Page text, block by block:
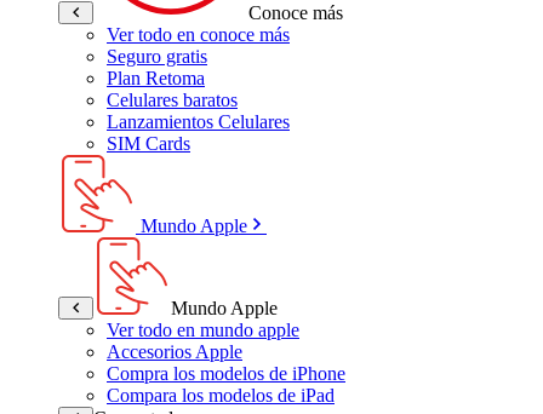
Conoce más
Ver todo en conoce más
Seguro gratis
Plan Retoma
Celulares baratos
Lanzamientos Celulares
SIM Cards
Mundo Apple
Mundo Apple
Ver todo en mundo apple
Accesorios Apple
Compra los modelos de iPhone
Compara los modelos de iPad